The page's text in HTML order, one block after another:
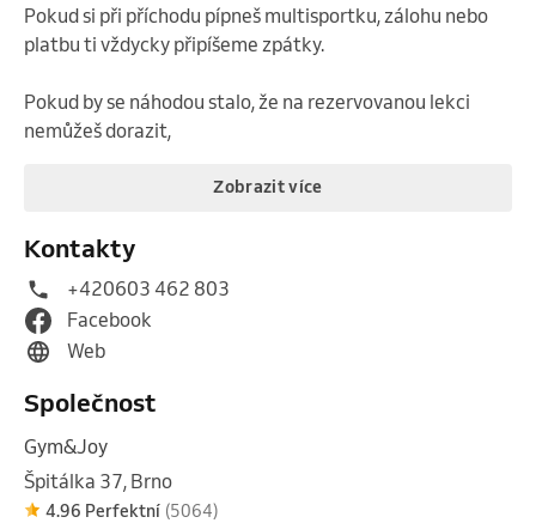
Pokud si při příchodu pípneš multisportku, zálohu nebo
platbu ti vždycky připíšeme zpátky.
Pokud by se náhodou stalo, že na rezervovanou lekci
nemůžeš dorazit,
Zobrazit více
Kontakty
+420603 462 803
Facebook
Web
Společnost
Gym&Joy
Špitálka 37, Brno
4.96 Perfektní (5064)